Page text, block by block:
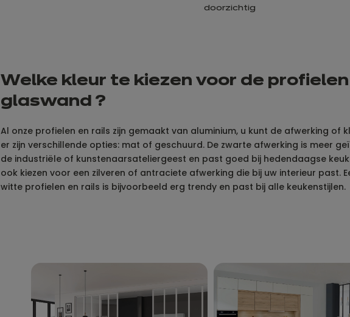
doorzichtig
Welke kleur te kiezen voor de
glaswand ?
Al onze profielen en rails zijn gemaakt van aluminium, u kunt de afwerking of
er zijn verschillende opties: mat of geschuurd. De zwarte afwerking is meer
de industriële of kunstenaarsateliergeest en past goed bij hedendaagse
ook kiezen voor een zilveren of antraciete afwerking die bij uw interieur past.
witte profielen en rails is bijvoorbeeld erg trendy en past bij alle keukenstijlen.